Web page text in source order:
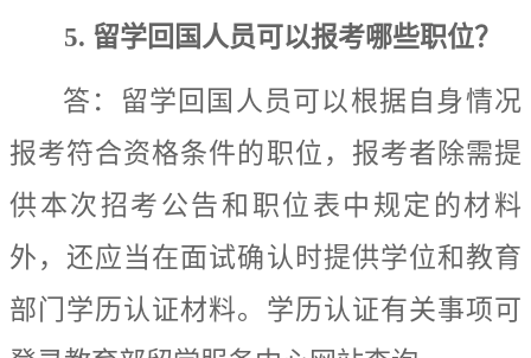
5. 留学回国人员可以报考哪些职位？
答：留学回国人员可以根据自身情况
报考符合资格条件的职位，报考者除需提
供 本次招考 公告和职位表中规定的材料
外，还应当在面试确认时提供学位和教育
部门学历认证材料。学历认证有关事项可